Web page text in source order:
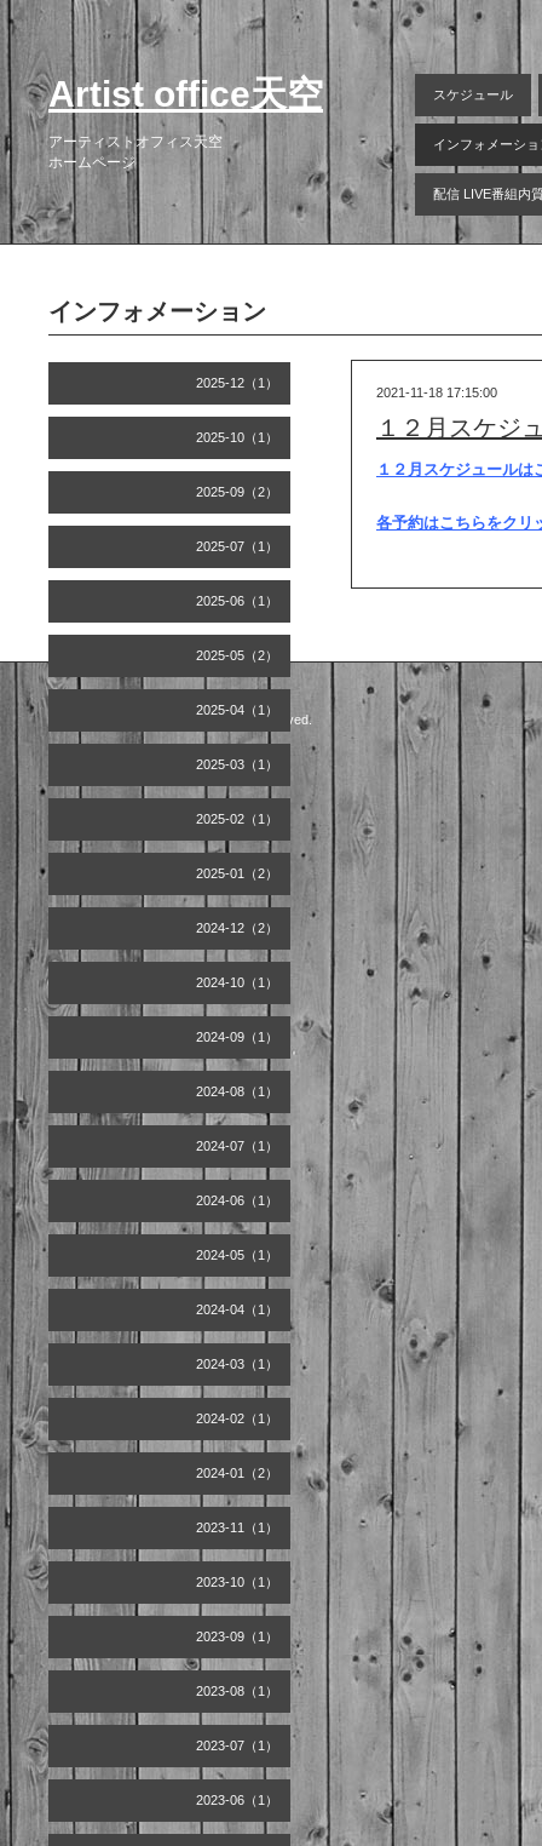
Artist office天空
アーティストオフィス天空
ホームページ
スケジュール
インフォメーショ
配信 LIVE番組内
2025-12（1）
2025-10（1）
2025-09（2）
2025-07（1）
2025-06（1）
2025-05（2）
2025-04（1）
2025-03（1）
2025-02（1）
2025-01（2）
2024-12（2）
2024-10（1）
2024-09（1）
2024-08（1）
2024-07（1）
2024-06（1）
2024-05（1）
2024-04（1）
2024-03（1）
2024-02（1）
2024-01（2）
2023-11（1）
2023-10（1）
2023-09（1）
2023-08（1）
2023-07（1）
2023-06（1）
インフォメーション
2021-11-18 17:15:00
１２月スケジ
１２月スケジュールは
各予約はこちらをクリ
. All Rights Reserved.